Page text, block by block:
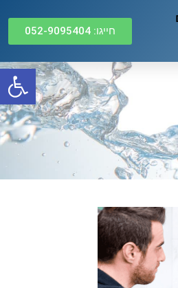
חייגו: 052-9095404